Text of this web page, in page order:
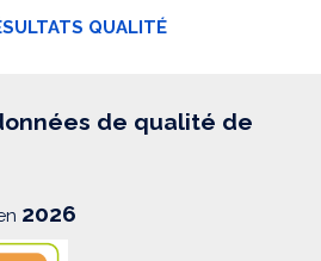
QUALITÉ
de qualité de
2026